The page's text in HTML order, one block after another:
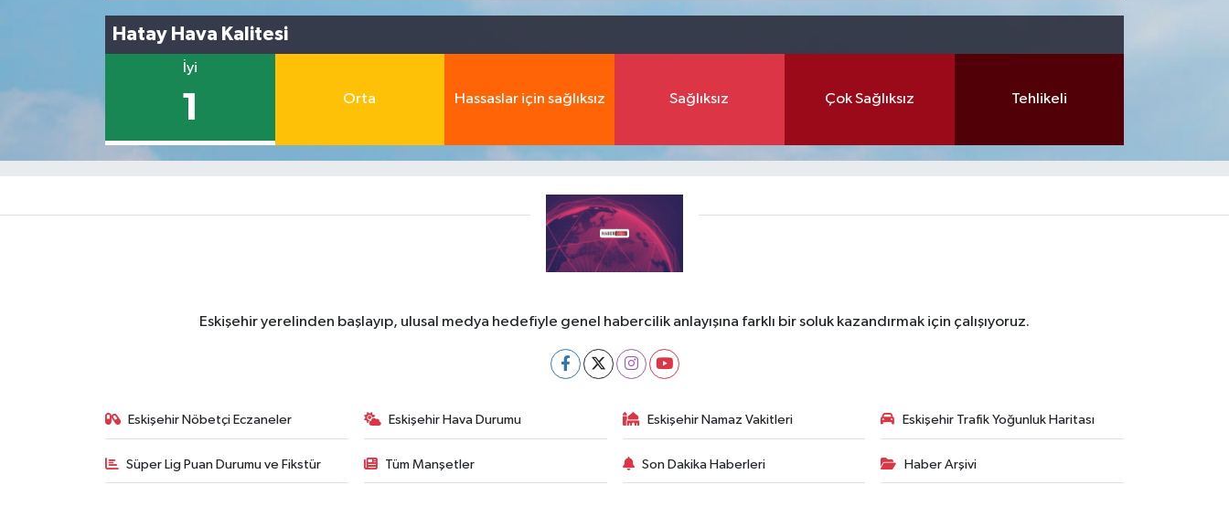
Hatay Hava Kalitesi
İyi
1 Orta Hassaslar için sağlıksız Sağlıksız Çok Sağlıksız Tehlikeli
Eskişehir yerelinden başlayıp, ulusal medya hedefiyle genel habercilik anlayışına farklı bir soluk kazandırmak için çalışıyoruz.
Eskişehir Nöbetçi Eczaneler Eskişehir Hava Durumu Eskişehir Namaz Vakitleri Eskişehir Trafik Yoğunluk Haritası
Süper Lig Puan Durumu ve Fikstür Tüm Manşetler Son Dakika Haberleri Haber Arşivi